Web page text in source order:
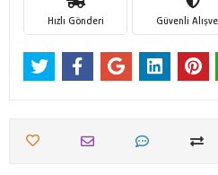
Hızlı Gönderi Güvenli